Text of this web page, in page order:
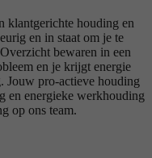
klantgerichte houding en
en in staat om je te
bewaren in een
en je krijgt energie
Jouw pro-actieve houding
en energieke werkhouding
op ons team.